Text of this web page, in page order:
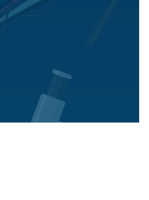
Musikinstrumente
Alles zum Tasten, Zupfen, Schlagen.